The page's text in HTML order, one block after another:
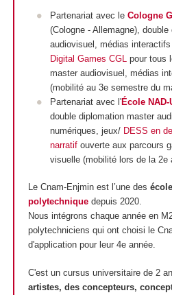
Partenariat avec le Cologne
(Cologne - Allemagne),
audiovisuel, médias
Digital Games CGL pour tous
master audiovisuel, médias
(mobilité au 3e semestre du
Partenariat avec l'École NAD-
double diplomation master
numériques, jeux/ DESS en
narratif ouverte aux parcours
visuelle (mobilité lors de la 2e
Le Cnam-Enjmin est l’une des
polytechnique depuis 2020.
Nous intégrons chaque année en
polytechniciens qui ont choisi le
d'application pour leur 4e année.
C'est un cursus universitaire de 2
artistes, des concepteurs,